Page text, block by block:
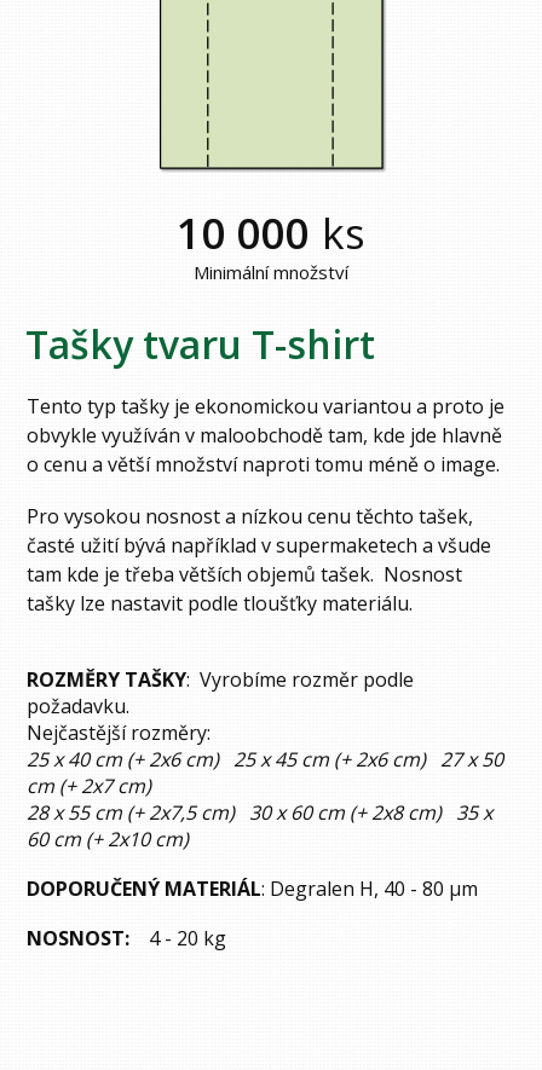
10 000 ks
Minimální množství
Tašky tvaru T-shirt
Tento typ tašky je ekonomickou variantou a proto je
obvykle využíván v maloobchodě tam, kde jde hlavně
o cenu a větší množství naproti tomu méně o image.
Pro vysokou nosnost a nízkou cenu těchto tašek,
časté užití bývá například v supermaketech a všude
tam kde je třeba větších objemů tašek. Nosnost
tašky lze nastavit podle tloušťky materiálu.
ROZMĚRY TAŠKY: Vyrobíme rozměr podle
požadavku.
Nejčastější rozměry:
25 x 40 cm (+ 2x6 cm) 25 x 45 cm (+ 2x6 cm) 27 x 50
cm (+ 2x7 cm)
28 x 55 cm (+ 2x7,5 cm) 30 x 60 cm (+ 2x8 cm) 35 x
60 cm (+ 2x10 cm)
DOPORUČENÝ MATERIÁL: Degralen H, 40 - 80 µm
NOSNOST:
4 - 20 kg